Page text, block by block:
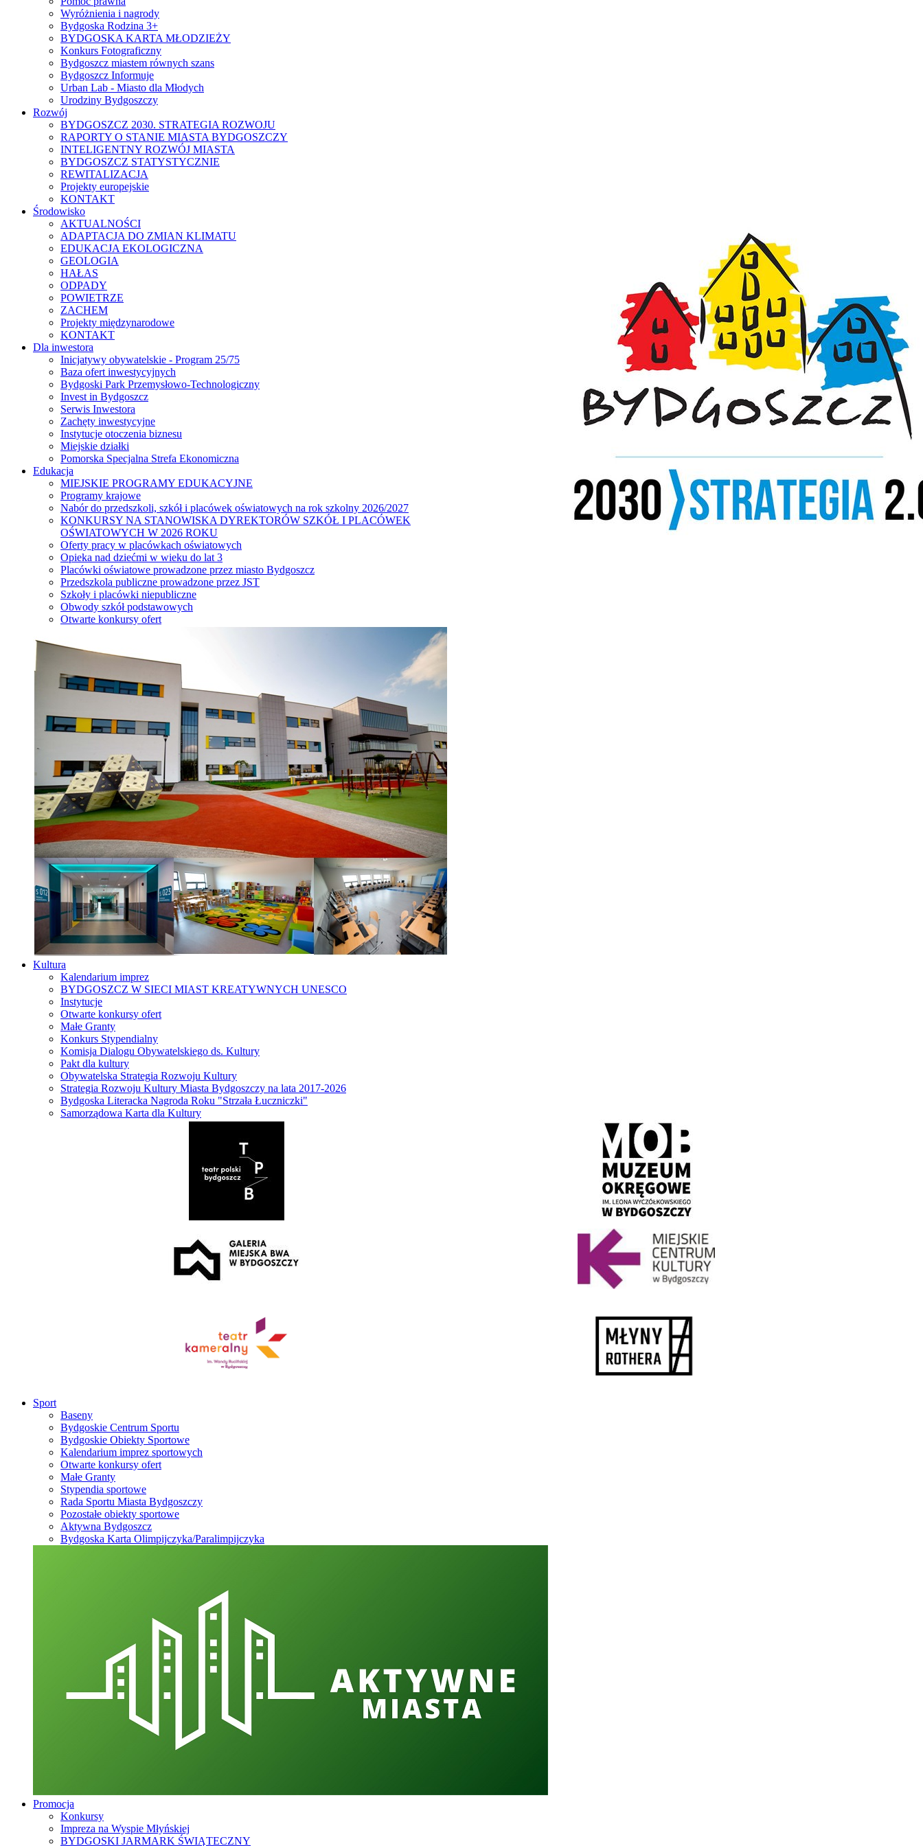
Wyróżnienia i nagrody
Bydgoska Rodzina 3+
BYDGOSKA KARTA MŁODZIEŻY
Konkurs Fotograficzny
Bydgoszcz miastem równych szans
Bydgoszcz Informuje
Urban Lab - Miasto dla Młodych
Urodziny Bydgoszczy
Rozwój
BYDGOSZCZ 2030. STRATEGIA ROZWOJU
RAPORTY O STANIE MIASTA BYDGOSZCZY
INTELIGENTNY ROZWÓJ MIASTA
BYDGOSZCZ STATYSTYCZNIE
REWITALIZACJA
Projekty europejskie
KONTAKT
Środowisko
AKTUALNOŚCI
ADAPTACJA DO ZMIAN KLIMATU
EDUKACJA EKOLOGICZNA
GEOLOGIA
HAŁAS
ODPADY
POWIETRZE
ZACHEM
Projekty międzynarodowe
KONTAKT
Dla inwestora
Inicjatywy obywatelskie - Program 25/75
Baza ofert inwestycyjnych
Bydgoski Park Przemysłowo-Technologiczny
Invest in Bydgoszcz
Serwis Inwestora
Zachęty inwestycyjne
Instytucje otoczenia biznesu
Miejskie działki
Pomorska Specjalna Strefa Ekonomiczna
Edukacja
MIEJSKIE PROGRAMY EDUKACYJNE
Programy krajowe
Nabór do przedszkoli, szkół i placówek oświatowych na rok szkolny 2026/2027
KONKURSY NA STANOWISKA DYREKTORÓW SZKÓŁ I PLACÓWEK
OŚWIATOWYCH W 2026 ROKU
Oferty pracy w placówkach oświatowych
Opieka nad dziećmi w wieku do lat 3
Placówki oświatowe prowadzone przez miasto Bydgoszcz
Przedszkola publiczne prowadzone przez JST
Szkoły i placówki niepubliczne
Obwody szkół podstawowych
Otwarte konkursy ofert
Kultura
Kalendarium imprez
BYDGOSZCZ W SIECI MIAST KREATYWNYCH UNESCO
Instytucje
Otwarte konkursy ofert
Małe Granty
Konkurs Stypendialny
Komisja Dialogu Obywatelskiego ds. Kultury
Pakt dla kultury
Obywatelska Strategia Rozwoju Kultury
Strategia Rozwoju Kultury Miasta Bydgoszczy na lata 2017-2026
Bydgoska Literacka Nagroda Roku "Strzała Łuczniczki"
Samorządowa Karta dla Kultury
Sport
Baseny
Bydgoskie Centrum Sportu
Bydgoskie Obiekty Sportowe
Kalendarium imprez sportowych
Otwarte konkursy ofert
Małe Granty
Stypendia sportowe
Rada Sportu Miasta Bydgoszczy
Pozostałe obiekty sportowe
Aktywna Bydgoszcz
Bydgoska Karta Olimpijczyka/Paralimpijczyka
Promocja
Konkursy
Impreza na Wyspie Młyńskiej
BYDGOSKI JARMARK ŚWIĄTECZNY